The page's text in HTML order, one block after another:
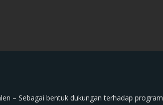
– Sebagai bentuk dukungan terhadap